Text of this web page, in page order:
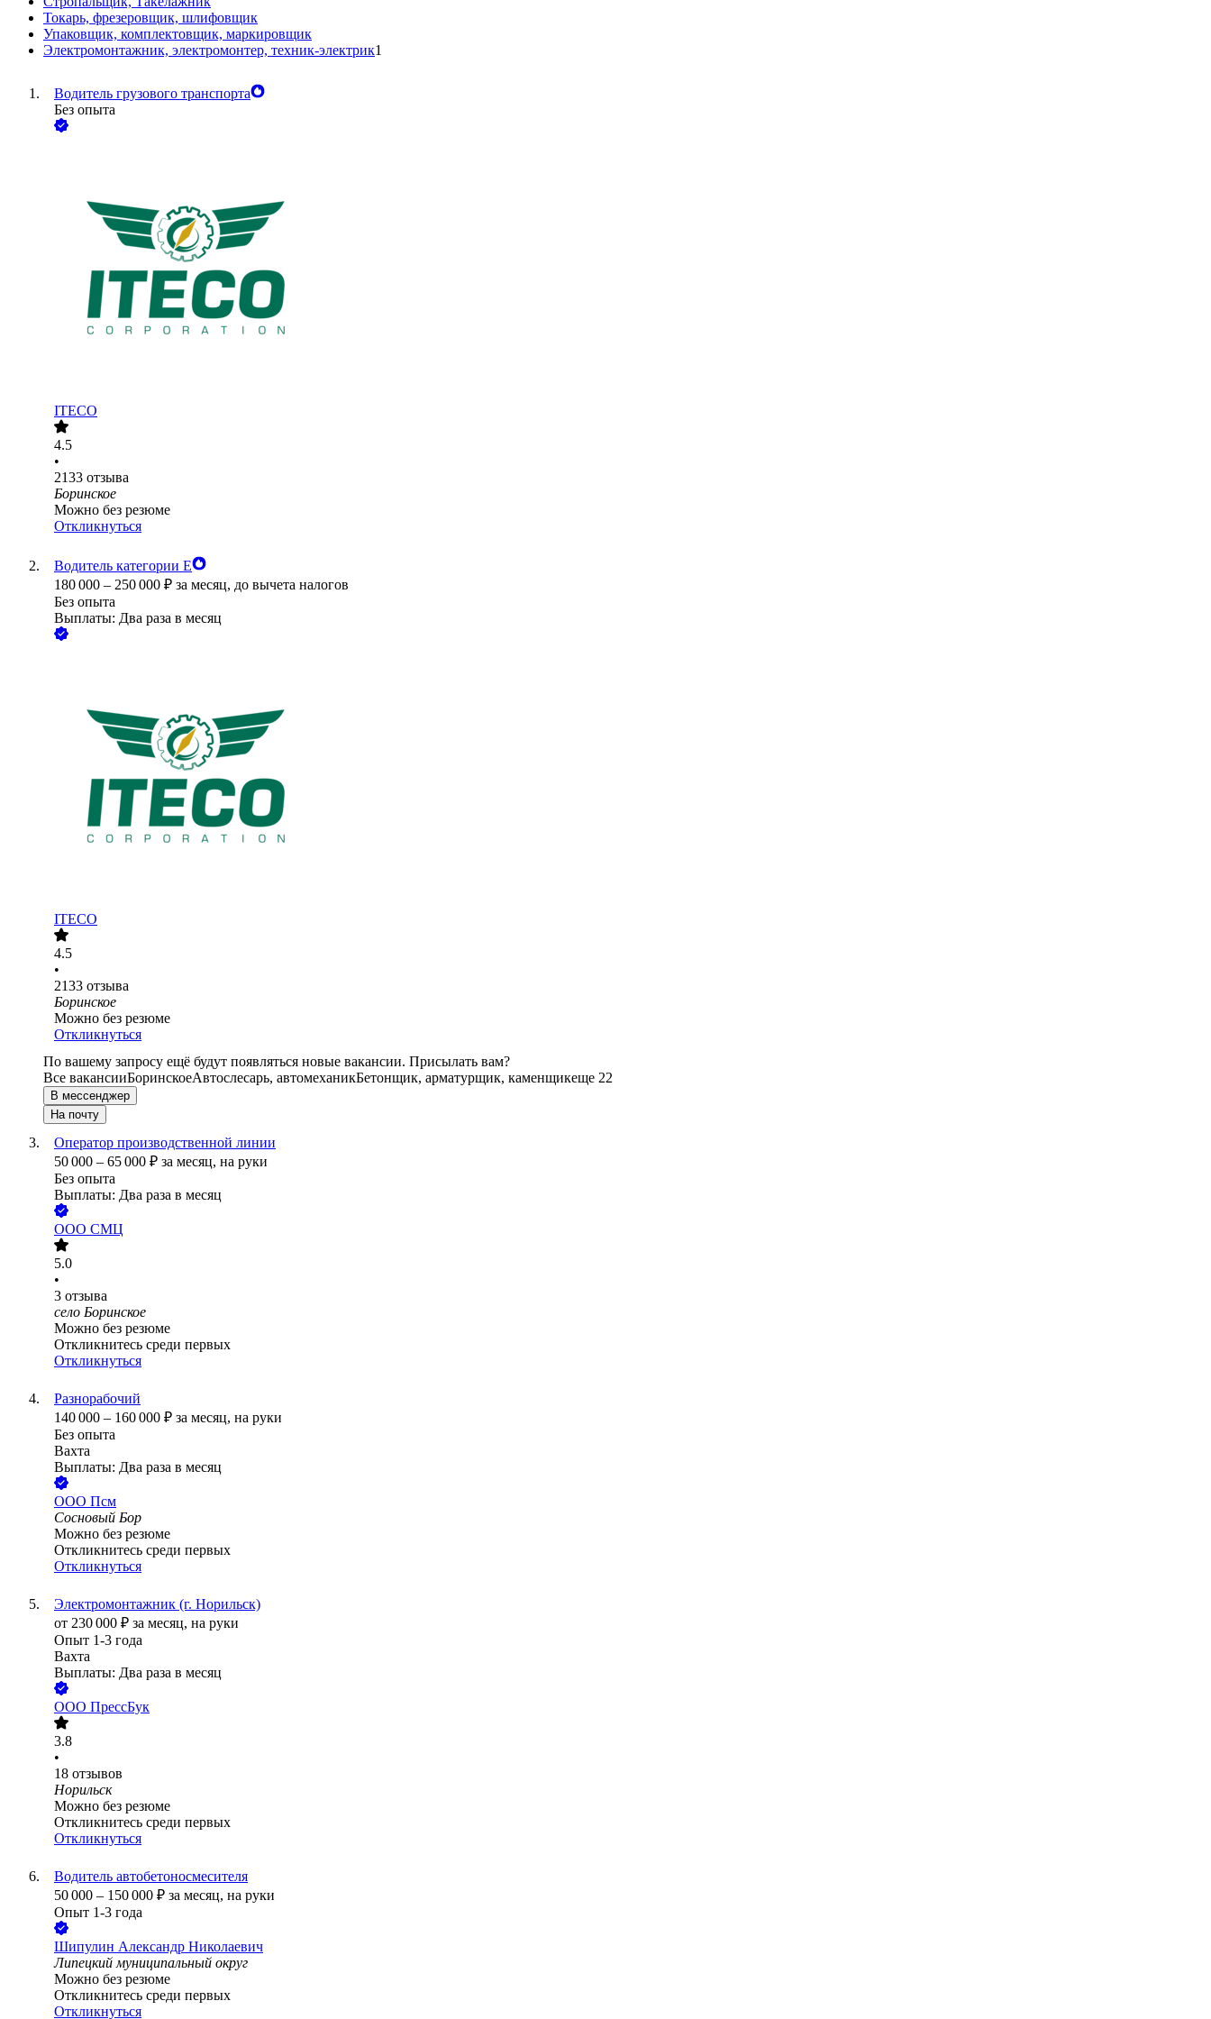
Токарь, фрезеровщик, шлифовщик
Упаковщик, комплектовщик, маркировщик
Электромонтажник, электромонтер, техник-электрик1
Водитель грузового транспорта
Без опыта
ITECO
4.5
•
2133 отзыва
Боринское
Можно без резюме
Откликнуться
Водитель категории Е
180 000 – 250 000 ₽ за месяц, до вычета налогов
Без опыта
Выплаты: Два раза в месяц
ITECO
4.5
•
2133 отзыва
Боринское
Можно без резюме
Откликнуться
По вашему запросу ещё будут появляться новые вакансии. Присылать вам?
Все вакансииБоринскоеАвтослесарь, автомеханикБетонщик, арматурщик, каменщикеще 22
В мессенджер
На почту
Оператор производственной линии
50 000 – 65 000 ₽ за месяц, на руки
Без опыта
Выплаты: Два раза в месяц
ООО СМЦ
5.0
•
3 отзыва
село Боринское
Можно без резюме
Откликнитесь среди первых
Откликнуться
Разнорабочий
140 000 – 160 000 ₽ за месяц, на руки
Без опыта
Вахта
Выплаты: Два раза в месяц
ООО Псм
Сосновый Бор
Можно без резюме
Откликнитесь среди первых
Откликнуться
Электромонтажник (г. Норильск)
от 230 000 ₽ за месяц, на руки
Опыт 1-3 года
Вахта
Выплаты: Два раза в месяц
ООО ПрессБук
3.8
•
18 отзывов
Норильск
Можно без резюме
Откликнитесь среди первых
Откликнуться
Водитель автобетоносмесителя
50 000 – 150 000 ₽ за месяц, на руки
Опыт 1-3 года
Шипулин Александр Николаевич
Липецкий муниципальный округ
Можно без резюме
Откликнитесь среди первых
Откликнуться